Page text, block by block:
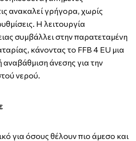
ανακαλεί γρήγορα, χωρίς
Η λειτουργία
συμβάλλει στην παρατεταμένη
κάνοντας το FFB 4 EU μια
άνεσης για την
νερού.
για όσους θέλουν πιο άμεσο και